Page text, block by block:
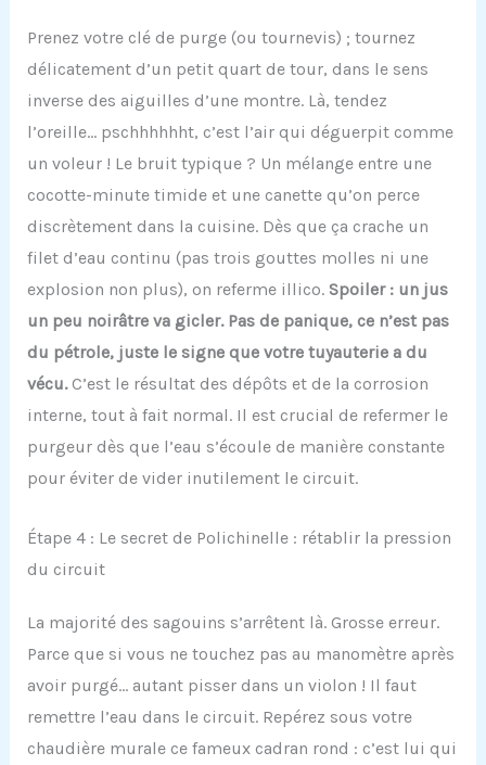
Prenez votre clé de purge (ou tournevis) ; tournez
délicatement d’un petit quart de tour, dans le sens
inverse des aiguilles d’une montre. Là, tendez
l’oreille… pschhhhhht, c’est l’air qui déguerpit comme
un voleur ! Le bruit typique ? Un mélange entre une
cocotte-minute timide et une canette qu’on perce
discrètement dans la cuisine. Dès que ça crache un
filet d’eau continu (pas trois gouttes molles ni une
explosion non plus), on referme illico. Spoiler : un jus
un peu noirâtre va gicler. Pas de panique, ce n’est pas
du pétrole, juste le signe que votre tuyauterie a du
vécu.C’est le résultat des dépôts et de la corrosion
interne, tout à fait normal. Il est crucial de refermer le
purgeur dès que l’eau s’écoule de manière constante
pour éviter de vider inutilement le circuit.
Étape 4 : Le secret de Polichinelle : rétablir la pression
du circuit
La majorité des sagouins s’arrêtent là. Grosse erreur.
Parce que si vous ne touchez pas au manomètre après
avoir purgé… autant pisser dans un violon ! Il faut
remettre l’eau dans le circuit. Repérez sous votre
chaudière murale ce fameux cadran rond : c’est lui qui